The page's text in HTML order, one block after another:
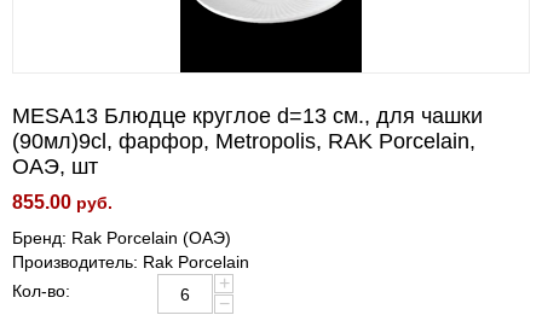
MESA13 Блюдце круглое d=13 см., для чашки
(90мл)9cl, фарфор, Metropolis, RAK Porcelain,
ОАЭ, шт
855.00 руб.
Бренд: Rak Porcelain (ОАЭ)
Производитель: Rak Porcelain
Кол-во:
+
−